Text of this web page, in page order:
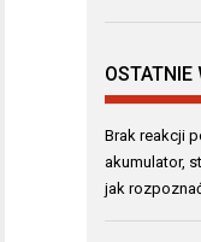
OSTATNIE
Brak reakcji
akumulator,
jak